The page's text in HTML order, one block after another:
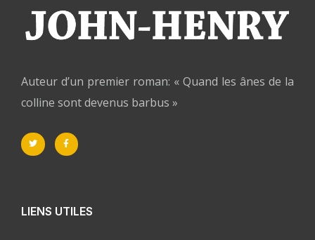
Auteur d’un premier roman: « Quand les ânes de la
colline sont devenus barbus »
LIENS UTILES